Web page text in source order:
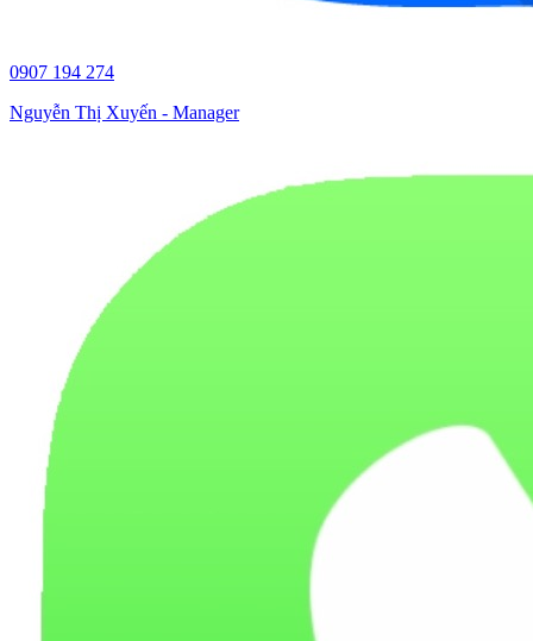
0907 194 274
Nguyễn Thị Xuyến - Manager